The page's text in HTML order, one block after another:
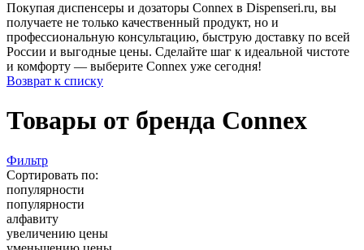
Покупая диспенсеры и дозаторы Connex в Dispenseri.ru, вы
получаете не только качественный продукт, но и
профессиональную консультацию, быструю доставку по всей
России и выгодные цены. Сделайте шаг к идеальной чистоте
и комфорту — выберите Connex уже сегодня!
Возврат к списку
Товары от бренда Connex
Фильтр
Сортировать по:
популярности
популярности
алфавиту
увеличению цены